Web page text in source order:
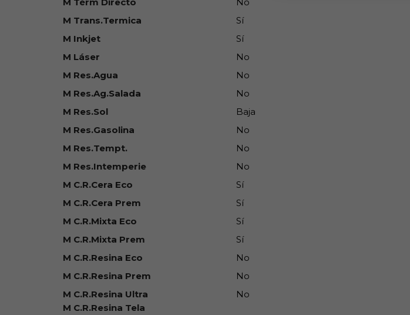
M Trans.Termica
Sí
M Inkjet
Sí
M Láser
No
M Res.Agua
No
M Res.Ag.Salada
No
M Res.Sol
Baja
M Res.Gasolina
No
M Res.Tempt.
No
M Res.Intemperie
No
M C.R.Cera Eco
Sí
M C.R.Cera Prem
Sí
M C.R.Mixta Eco
Sí
M C.R.Mixta Prem
Sí
M C.R.Resina Eco
No
M C.R.Resina Prem
No
M C.R.Resina Ultra
No
M C.R.Resina Tela